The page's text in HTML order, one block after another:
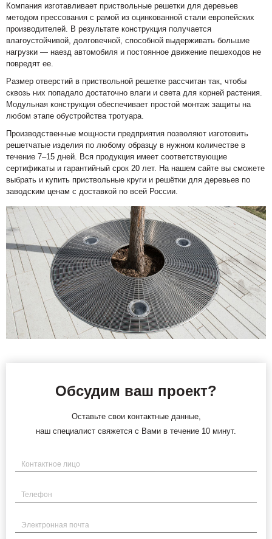
Компания изготавливает приствольные решетки для деревьев
методом прессования с рамой из оцинкованной стали европейских
производителей. В результате конструкция получается
влагоустойчивой, долговечной, способной выдерживать большие
нагрузки — наезд автомобиля и постоянное движение пешеходов не
повредят ее.
Размер отверстий в приствольной решетке рассчитан так, чтобы
сквозь них попадало достаточно влаги и света для корней растения.
Модульная конструкция обеспечивает простой монтаж защиты на
любом этапе обустройства тротуара.
Производственные мощности предприятия позволяют изготовить
решетчатые изделия по любому образцу в нужном количестве в
течение 7–15 дней. Вся продукция имеет соответствующие
сертификаты и гарантийный срок 20 лет. На нашем сайте вы сможете
выбрать и купить приствольные круги и решётки для деревьев по
заводским ценам с доставкой по всей России.
Обсудим ваш проект?
Оставьте свои контактные данные,
наш специалист свяжется с Вами в течение 10 минут.
Имя
Телефон
Электронная почта